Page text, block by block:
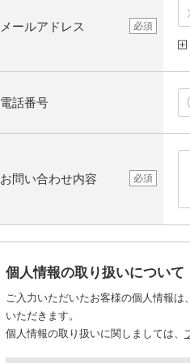
メールアドレス 必須
電話番号
お問い合わせ内容 必須
個人情報の取り扱いについて
ご入力いただいたお客様の個人情報
いただきます。
個人情報の取り扱いに関しましては、